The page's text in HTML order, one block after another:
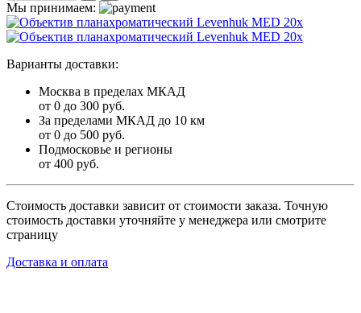
Мы принимаем:
Варианты доставки:
Москва в пределах МКАД
от 0 до 300 руб.
За пределами МКАД до 10 км
от 0 до 500 руб.
Подмосковье и регионы
от 400 руб.
Стоимость доставки зависит от стоимости заказа. Точную
стоимость доставки уточняйте у менеджера или смотрите
страницу
Доставка и оплата